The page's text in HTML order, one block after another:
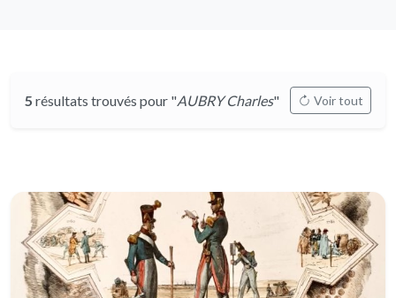
5 résultats trouvés pour "AUBRY Charles" Voir tout